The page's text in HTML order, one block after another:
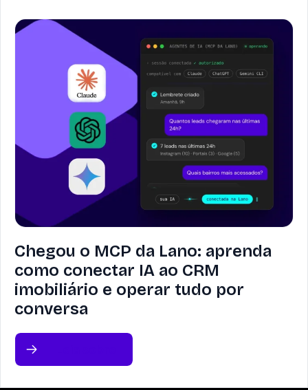
Chegou o MCP da Lano: aprenda
como conectar IA ao CRM
imobiliário e operar tudo por
conversa